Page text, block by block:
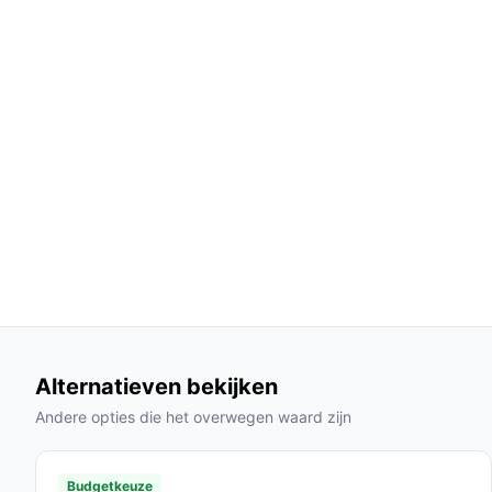
3. Stel de timer in voor optimaal gebruiksgemak.
Specificaties in mensentaal
Afmetingen:Met een formaat van 180 ×
Gemaakt van pluche fleece dat
Alternatieven bekijken
Andere opties die het overwegen waard zijn
Budgetkeuze